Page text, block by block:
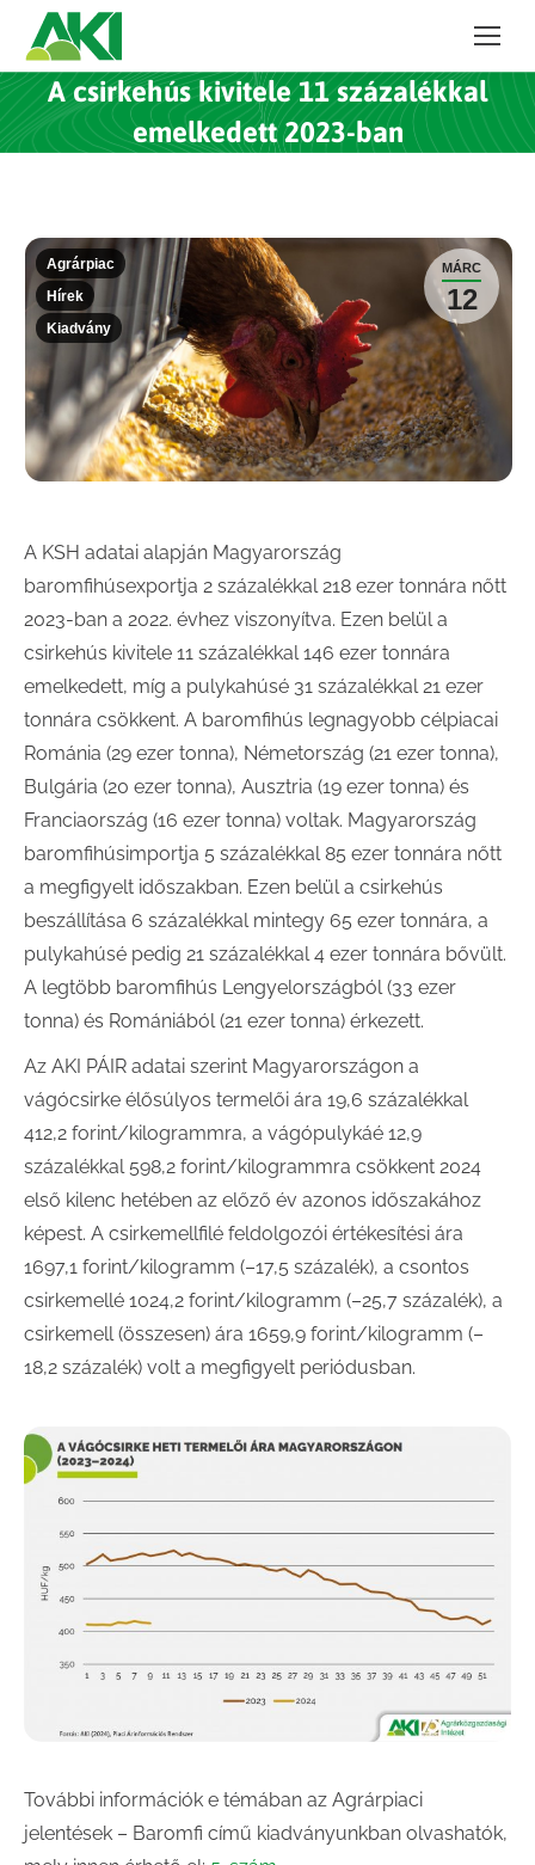
A csirkehús kivitele 11 százalékkal
emelkedett 2023-ban
MÁRC
12
Agrárpiac
Hírek
Kiadvány
A KSH adatai alapján Magyarország
baromfihúsexportja 2 százalékkal 218 ezer tonnára nőtt
2023-ban a 2022. évhez viszonyítva. Ezen belül a
csirkehús kivitele 11 százalékkal 146 ezer tonnára
emelkedett, míg a pulykahúsé 31 százalékkal 21 ezer
tonnára csökkent. A baromfihús legnagyobb célpiacai
Románia (29 ezer tonna), Németország (21 ezer tonna),
Bulgária (20 ezer tonna), Ausztria (19 ezer tonna) és
Franciaország (16 ezer tonna) voltak. Magyarország
baromfihúsimportja 5 százalékkal 85 ezer tonnára nőtt
a megfigyelt időszakban. Ezen belül a csirkehús
beszállítása 6 százalékkal mintegy 65 ezer tonnára, a
pulykahúsé pedig 21 százalékkal 4 ezer tonnára bővült.
A legtöbb baromfihús Lengyelországból (33 ezer
tonna) és Romániából (21 ezer tonna) érkezett.
Az AKI PÁIR adatai szerint Magyarországon a
vágócsirke élősúlyos termelői ára 19,6 százalékkal
412,2 forint/kilogrammra, a vágópulykáé 12,9
százalékkal 598,2 forint/kilogrammra csökkent 2024
első kilenc hetében az előző év azonos időszakához
képest. A csirkemellfilé feldolgozói értékesítési ára
1697,1 forint/kilogramm (–17,5 százalék), a csontos
csirkemellé 1024,2 forint/kilogramm (–25,7 százalék), a
csirkemell (összesen) ára 1659,9 forint/kilogramm (–
18,2 százalék) volt a megfigyelt periódusban.
További információk e témában az Agrárpiaci
jelentések – Baromfi című kiadványunkban olvashatók,